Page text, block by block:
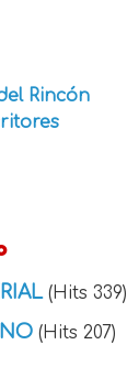
Rincón
(Hits 339)
(Hits 207)